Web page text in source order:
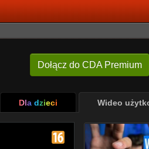
Dołącz do CDA Premium
Dla dzieci Wideo